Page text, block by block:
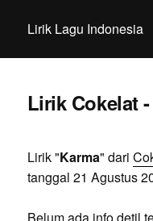
Lirik Lagu Indonesia
Lirik Cokelat
Lirik "Karma" dari
tanggal 21 Agustus